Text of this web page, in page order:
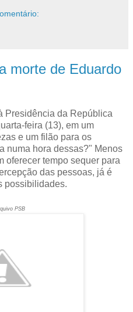
morte de Eduardo
Presidência da República
feira (13), em um
e um filão para os
numa hora dessas?" Menos
oferecer tempo sequer para
das pessoas, já é
possibilidades.
PSB